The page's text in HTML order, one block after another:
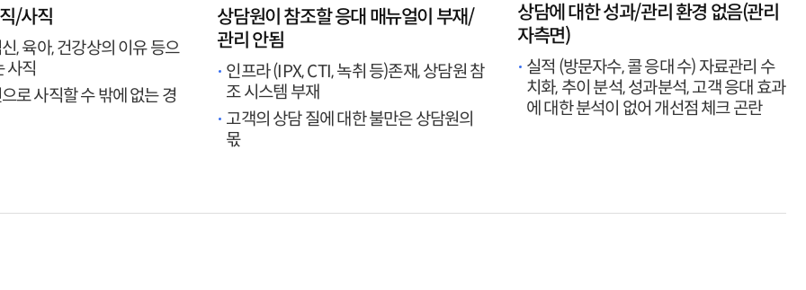
/사직
, 육아, 건강상의 이유 등으
사직
로 사직할 수 밖에 없는 경
상담원이 참조할 응대 매뉴얼이 부재/
관리 안됨
인프라 (IPX, CTI, 녹취 등)존재, 상담원 참
조 시스템 부재
고객의 상담 질에 대한 불만은 상담원의
몫
상담에 대한 성과/관리 환경 없음(관리
자측면)
실적 (방문자수, 콜 응대 수) 자료관리 수
치화, 추이 분석, 성과분석, 고객 응대 효과
에 대한 분석이 없어 개선점 체크 곤란